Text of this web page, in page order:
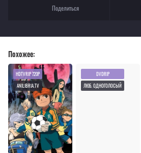
Поделиться
Похожее:
HDTVRIP 720P
ANILIBRIA.TV
DVDRIP
ЛЮБ. ОДНОГОЛОСЫЙ